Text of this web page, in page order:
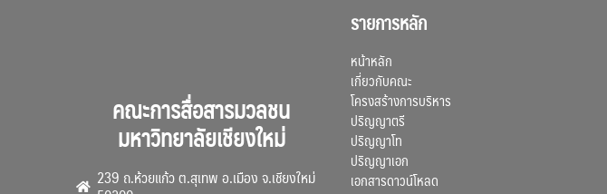
คณะการสื่อสารมวลชน
มหาวิทยาลัยเชียงใหม่
239 ถ.ห้วยแก้ว ต.สุเทพ อ.เมือง จ.เชียงใหม่
รายการหลัก
หน้าหลัก
เกี่ยวกับคณะ
โครงสร้างการบริหาร
ปริญญาตรี
ปริญญาโท
ปริญญาเอก
เอกสารดาวน์โหลด